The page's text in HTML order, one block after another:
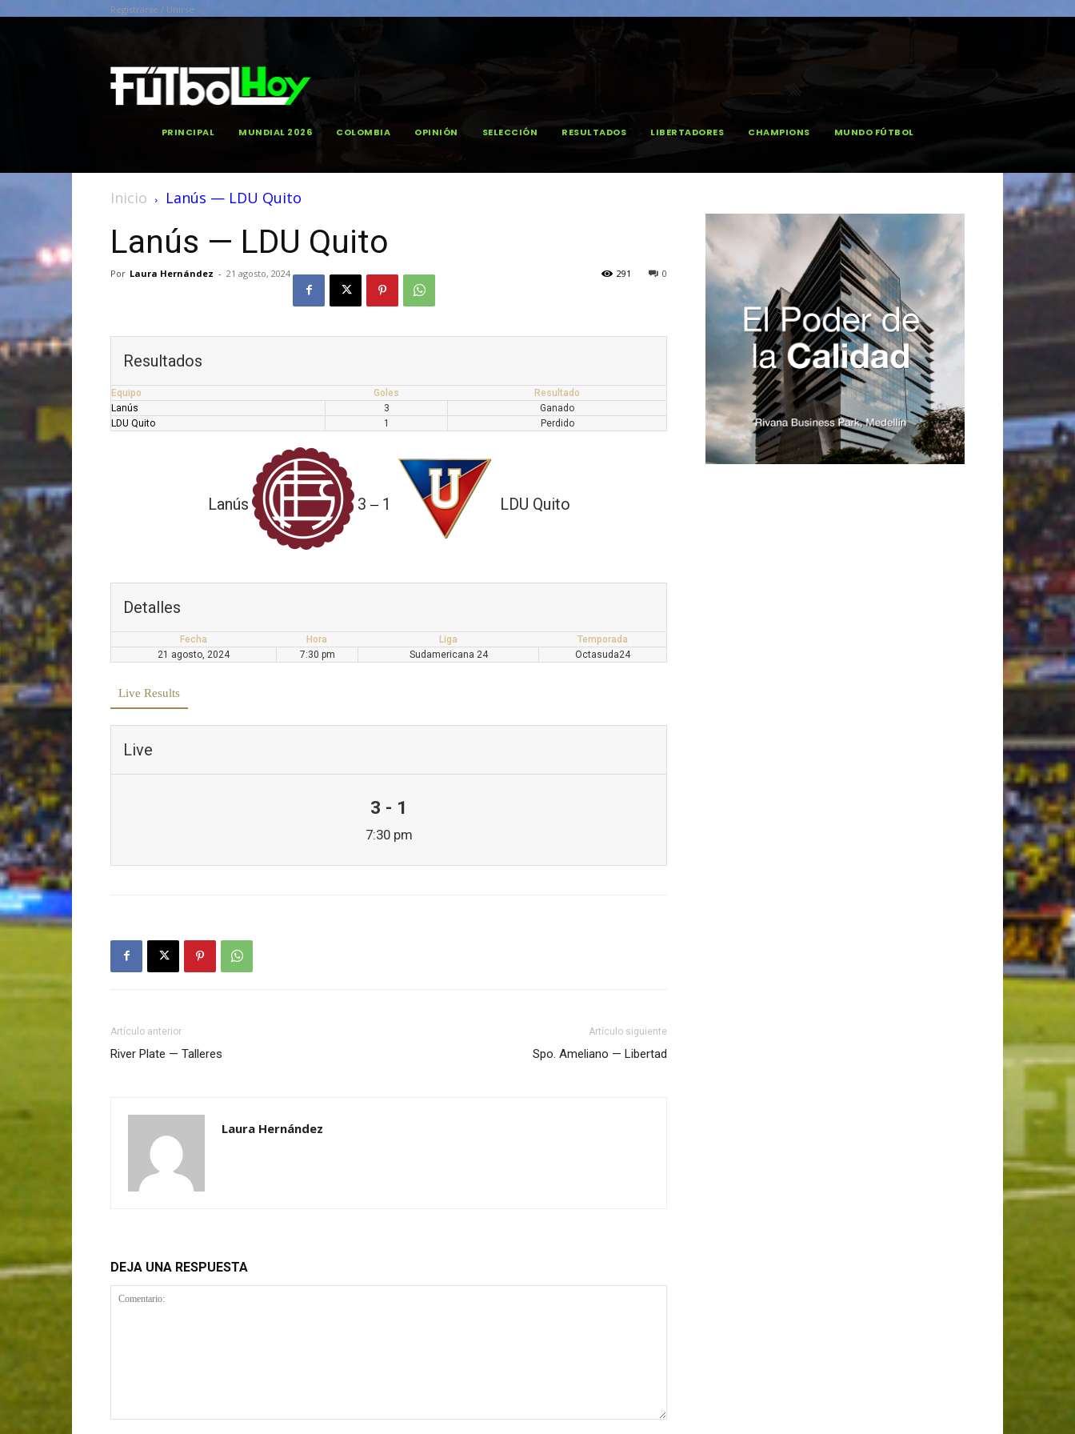
Registrarse / Unirse
PRINCIPAL MUNDIAL 2026 COLOMBIA OPINIÓN SELECCIÓN RESULTADOS LIBERTADORES CHAMPIONS MUNDO FÚTBOL
Inicio Lanús — LDU Quito
Lanús — LDU Quito
Por Laura Hernández - 21 agosto, 2024 0
291
Resultados
Equipo Goles
Resultado
Lanús
3
Ganado
LDU Quito
1 Perdido
Lanús 3 — 1 LDU Quito
Detalles
Fecha Hora Liga
Temporada
21 agosto, 2024
7:30 pm Sudamericana 24 Octasuda24
Live Results
Live
3 - 1
7:30 pm
Artículo anterior
River Plate — Talleres
Artículo siguiente
Spo. Ameliano — Libertad
Laura Hernández
DEJA UNA RESPUESTA